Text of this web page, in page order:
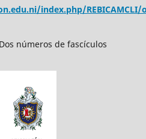
index.php/REBICAMCLI/
números de fascículos